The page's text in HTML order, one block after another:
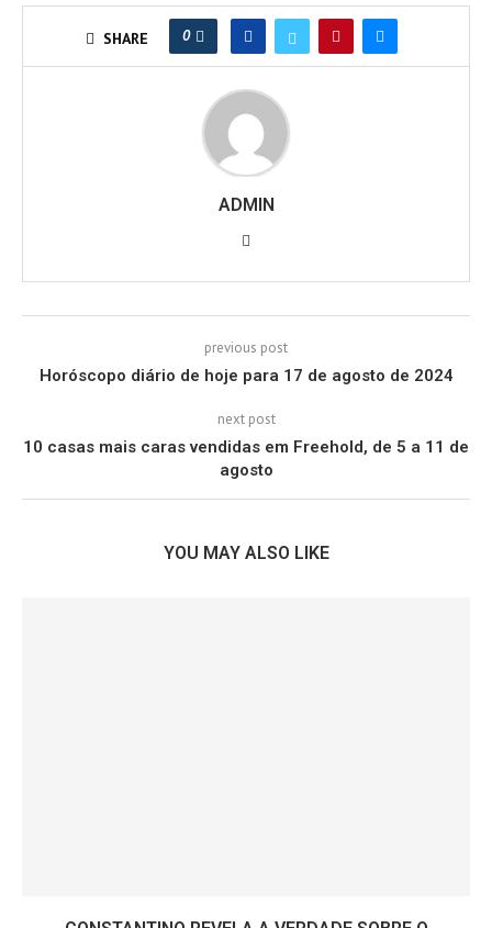
SHARE 0
ADMIN
previous post
Horóscopo diário de hoje para 17 de agosto de 2024
next post
10 casas mais caras vendidas em Freehold, de 5 a 11 de
agosto
YOU MAY ALSO LIKE